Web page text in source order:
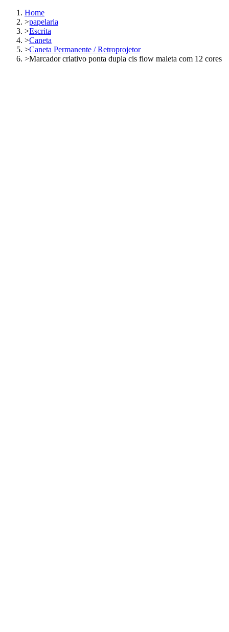
Home
>papelaria
>Escrita
>Caneta
>Caneta Permanente / Retroprojetor
>Marcador criativo ponta dupla cis flow maleta com 12 cores